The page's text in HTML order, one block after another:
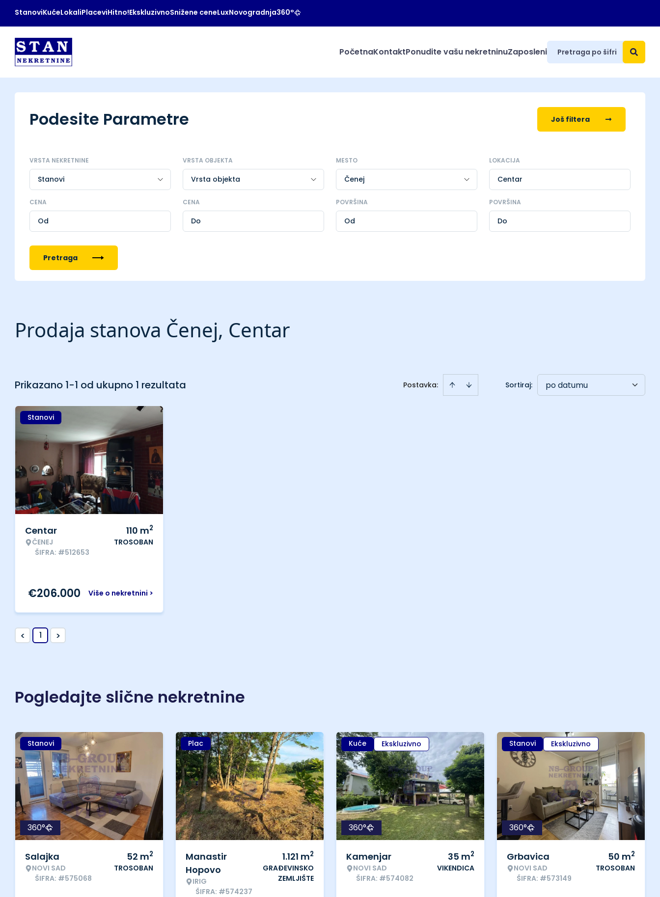
StanoviKućeLokaliPlaceviHitno!EkskluzivnoSnižene ceneLuxNovogradnja360°
PočetnaKontaktPonudite vašu nekretninuZaposleni
Podesite Parametre Još filtera
VRSTA NEKRETNINE VRSTA OBJEKTA MESTO LOKACIJA
Centar
CENA CENA POVRŠINA POVRŠINA
Pretraga
Prodaja stanova Čenej, Centar
Prikazano 1-1 od ukupno 1 rezultata Postavka: Sortiraj: po datumu
Stanovi
Centar
ČENEJ
ŠIFRA: #512653
110 m2
TROSOBAN
Više o nekretnini >
€206.000
< 1 >
Pogledajte slične nekretnine
Stanovi
360°
Salajka
NOVI SAD
ŠIFRA: #575068
52 m2
TROSOBAN
Plac
Manastir
Hopovo
IRIG
ŠIFRA: #574237
1.121 m2
GRAĐEVINSKO
ZEMLJIŠTE
Kuće Ekskluzivno
360°
Kamenjar
NOVI SAD
ŠIFRA: #574082
35 m2
VIKENDICA
Stanovi Ekskluzivno
360°
Grbavica
NOVI SAD
ŠIFRA: #573149
50 m2
TROSOBAN